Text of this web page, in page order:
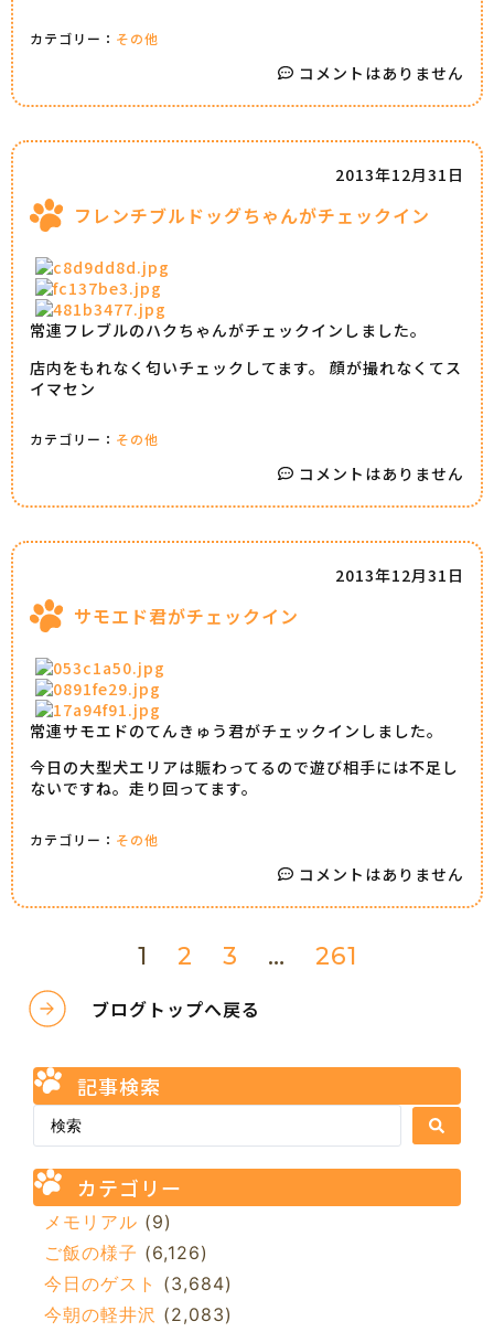
カテゴリー： その他
コメントはありません
フレンチブルドッグちゃんがチェックイン
2013年12月31日
常連フレブルのハクちゃんがチェックインしました。
店内をもれなく匂いチェックしてます。 顔が撮れなくてス
イマセン
カテゴリー： その他
コメントはありません
サモエド君がチェックイン
2013年12月31日
常連サモエドのてんきゅう君がチェックインしました。
今日の大型犬エリアは賑わってるので遊び相手には不足し
ないですね。走り回ってます。
カテゴリー： その他
コメントはありません
1 2 3 … 261
ブログトップへ戻る
記事検索
カテゴリー
メモリアル (9)
ご飯の様子 (6,126)
今日のゲスト (3,684)
今朝の軽井沢 (2,083)